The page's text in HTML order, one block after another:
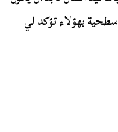
بهؤلاء تؤكد لي